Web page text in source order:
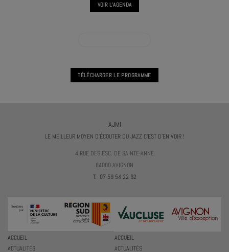
VOIR L'AGENDA
TÉLÉCHARGER LE PROGRAMME
AJMI
LE MEILLEUR MOYEN D'ÉCOUTER DU JAZZ C'EST D'EN VOIR !
4 RUE DES ESC. DE SAINTE-ANNE
84000 AVIGNON
T. 07 59 54 22 92
ACCUEIL
ACTUALITÉS
ACCUEIL
ACTUALITÉS